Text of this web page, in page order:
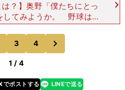
は？】奥野「僕たちにとっ
してみようか。 野球は9
全員、足が速くて、肩が
てことはない。俊足だけ
、肩が
3 4
へ
1 / 4
でポストする
line LINEで送る